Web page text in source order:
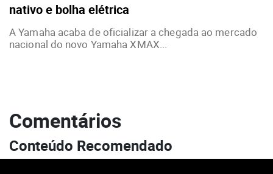
nativo e bolha elétrica
A Yamaha acaba de oficializar a chegada ao mercado
nacional do novo Yamaha XMAX...
Comentários
Conteúdo Recomendado